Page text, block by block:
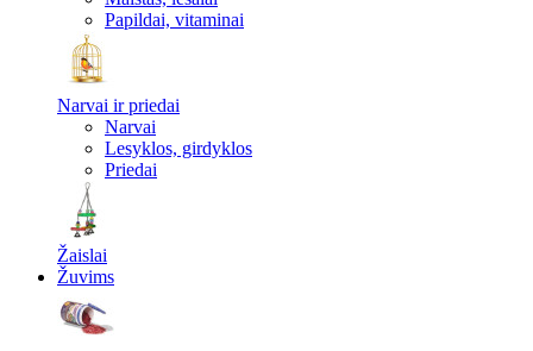
Papildai, vitaminai
Narvai ir priedai
Narvai
Lesyklos, girdyklos
Priedai
Žaislai
Žuvims